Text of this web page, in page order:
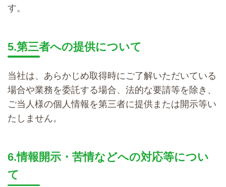
す。
5.第三者への提供について
当社は、あらかじめ取得時にご了解いただいている
場合や業務を委託する場合、法的な要請等を除き、
ご当人様の個人情報を第三者に提供または開示等い
たしません。
6.情報開示・苦情などへの対応等につい
て